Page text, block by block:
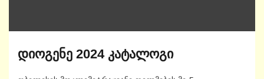
დიოგენე 2024 კატალოგი